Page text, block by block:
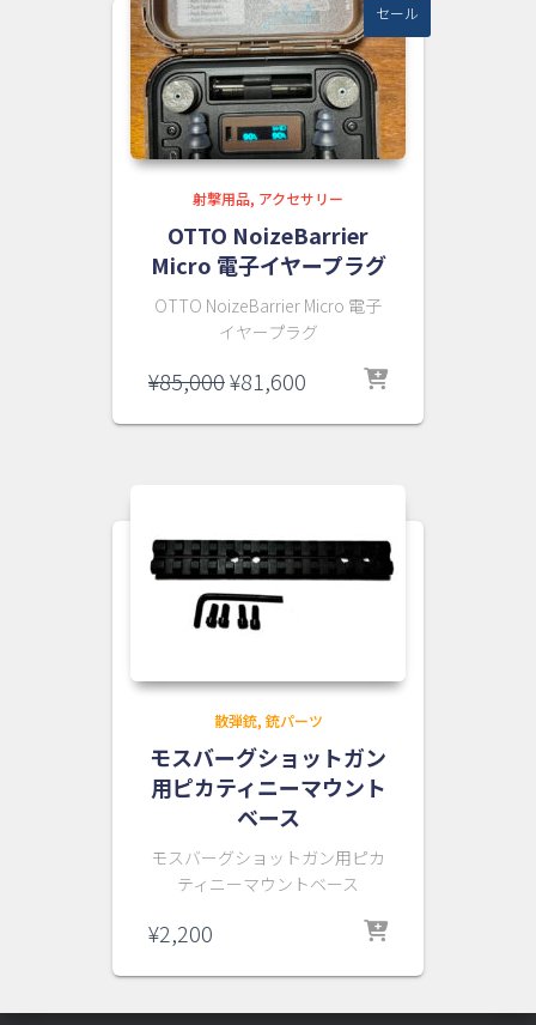
セール
射撃用品 アクセサリー
OTTO NoizeBarrier
Micro 電子イヤープラグ
OTTO NoizeBarrier Micro 電子
イヤープラグ
¥85,000元
価
し
た。
¥81,600
の
で
す。
散弾銃 銃パーツ
モスバーグショットガン
用ピカティニーマウント
ベース
モスバーグショットガン用ピカ
ティニーマウントベース
¥2,200